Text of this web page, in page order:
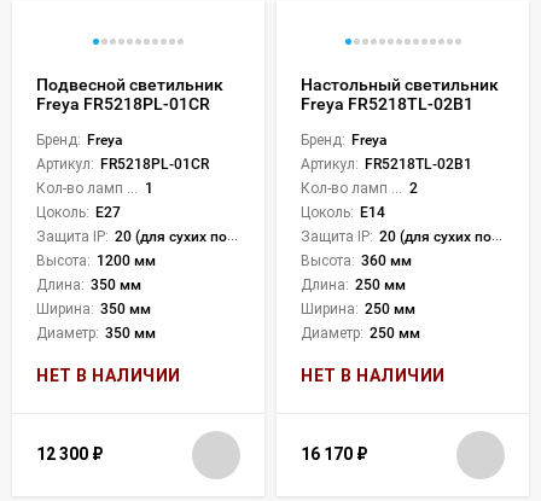
Подвесной светильник
Freya FR5218PL-01CR
Бренд: Freya
Артикул: FR5218PL-01CR
1
Цоколь: E27
Защита IP: 20 (для сухих пом.)
Высота: 1200 мм
Длина: 350 мм
Ширина: 350 мм
Диаметр: 350 мм
НЕТ В НАЛИЧИИ
12 300 ₽
Настольный светильник
Freya FR5218TL-02B1
Бренд: Freya
Артикул: FR5218TL-02B1
2
Цоколь: E14
Защита IP: 20 (для сухих пом.)
Высота: 360 мм
Длина: 250 мм
Ширина: 250 мм
Диаметр: 250 мм
НЕТ В НАЛИЧИИ
16 170 ₽